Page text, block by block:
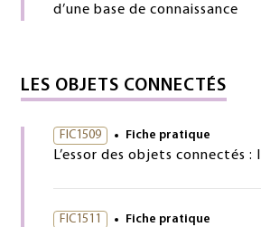
d’une base de connaissance
LES OBJETS CONNECTÉS
FIC1509 Fiche pratique
L’essor des objets connectés
FIC1511 Fiche pratique